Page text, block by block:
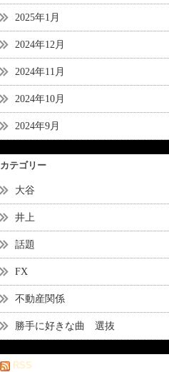
2025年1月
2024年12月
2024年11月
2024年10月
2024年9月
カテゴリー
大谷
井上
話題
FX
不動産関係
勝手に好きな曲 選抜
RSS